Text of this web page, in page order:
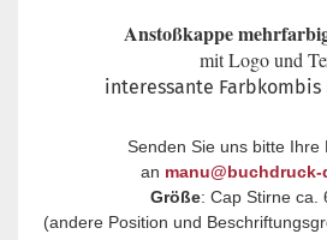
Anstoßkappe
mit Logo und
interessante Farbkombis
Senden Sie uns bitte Ihre
an
Größe: Cap Stirne ca.
(andere Position und